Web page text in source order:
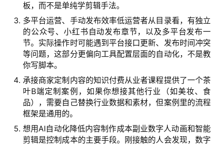
页
板，而不是单纯学剪辑手法。
多平台运营、手动发布效率低运营者从目录看，有独立
的公众号、小红书自动发布章节，以及多平台发布一
节。实际操作时可能遇到平台接口更新、发布时间冲突
等问题，这部分更偏向工具配置层面的自动化，不是教
你写脚本。
承接商家定制内容的知识付费从业者课程提供了一个茶
叶B端定制案例，如果你想接其他行业（如美妆、食
品），需要自己替换行业数据和素材，但案例里的流程
框架是通用的。
想用AI自动化降低内容制作成本副业数字人动画和智能
剪辑是控制成本的主要手段。刚接触的人会发现，数字